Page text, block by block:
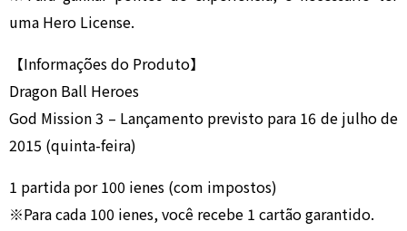
uma Hero License.
【Informações do Produto】
Dragon Ball Heroes
God Mission 3 – Lançamento previsto para 16 de julho de
2015 (quinta-feira)
1 partida por 100 ienes (com impostos)
※Para cada 100 ienes, você recebe 1 cartão garantido.